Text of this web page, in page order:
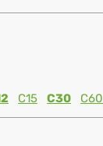
C15 C30 C60